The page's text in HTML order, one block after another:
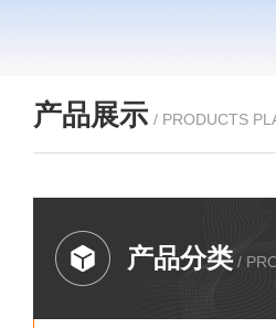
产品展示 / PRODUCTS
产品分类 /